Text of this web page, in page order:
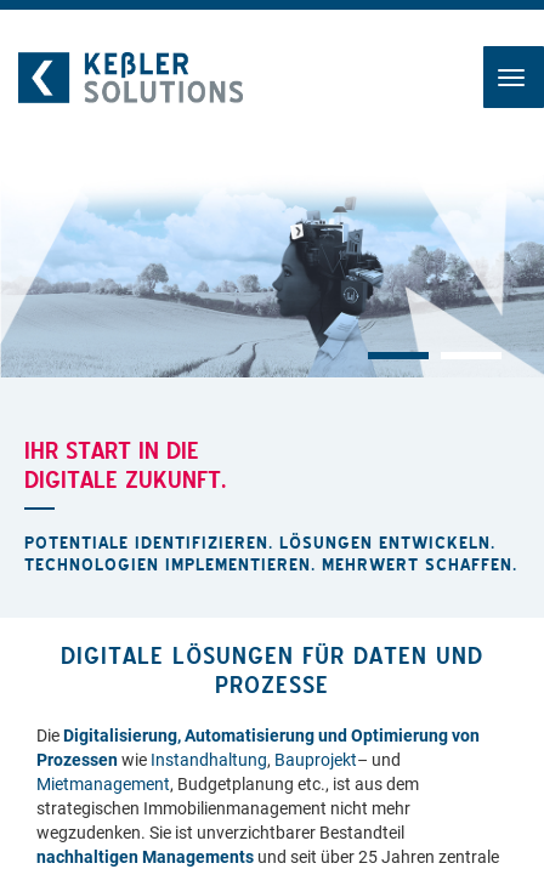
IHR START IN DIE
DIGITALE ZUKUNFT.
POTENTIALE IDENTIFIZIEREN. LÖSUNGEN ENTWICKELN.
TECHNOLOGIEN IMPLEMENTIEREN. MEHRWERT SCHAFFEN.
DIGITALE LÖSUNGEN FÜR DATEN UND
PROZESSE
DieDigitalisierung, Automatisierung und Optimierung von
Prozessenwie Instandhaltung, Bauprojekt– und
Mietmanagement, Budgetplanung etc., ist aus dem
strategischen Immobilienmanagement nicht mehr
wegzudenken. Sie ist unverzichtbarer Bestandteil
nachhaltigen Managements und seit über 25 Jahren zentrale